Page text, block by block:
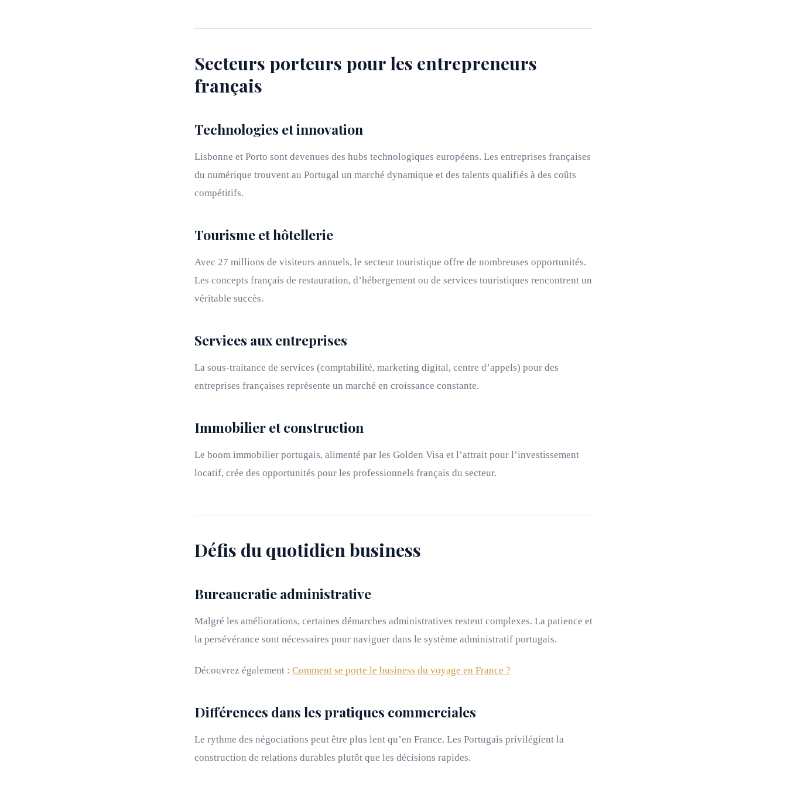
Secteurs porteurs pour les entrepreneurs
français
Technologies et innovation
Lisbonne et Porto sont devenues des hubs technologiques européens. Les entreprises françaises
du numérique trouvent au Portugal un marché dynamique et des talents qualifiés à des coûts
compétitifs.
Tourisme et hôtellerie
Avec 27 millions de visiteurs annuels, le secteur touristique offre de nombreuses opportunités.
Les concepts français de restauration, d’hébergement ou de services touristiques rencontrent un
véritable succès.
Services aux entreprises
La sous-traitance de services (comptabilité, marketing digital, centre d’appels) pour des
entreprises françaises représente un marché en croissance constante.
Immobilier et construction
Le boom immobilier portugais, alimenté par les Golden Visa et l’attrait pour l’investissement
locatif, crée des opportunités pour les professionnels français du secteur.
Défis du quotidien business
Bureaucratie administrative
Malgré les améliorations, certaines démarches administratives restent complexes. La patience et
la persévérance sont nécessaires pour naviguer dans le système administratif portugais.
Découvrez également : Comment se porte le business du voyage en France ?
Différences dans les pratiques commerciales
Le rythme des négociations peut être plus lent qu’en France. Les Portugais privilégient la
construction de relations durables plutôt que les décisions rapides.